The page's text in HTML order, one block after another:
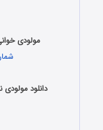
مولودی
دانلود